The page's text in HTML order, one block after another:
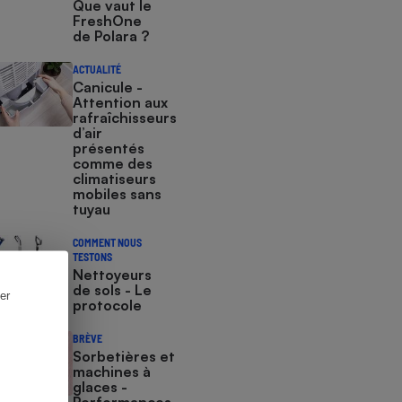
Que vaut le
FreshOne
de Polara ?
ACTUALITÉ
Canicule -
Attention aux
rafraîchisseurs
d’air
présentés
comme des
climatiseurs
mobiles sans
tuyau
COMMENT NOUS
TESTONS
Nettoyeurs
de sols - Le
protocole
BRÈVE
Sorbetières et
machines à
glaces​​​​​​ -